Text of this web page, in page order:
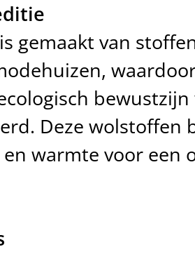
gemaakt van
Deze wolstoffen
warmte voor een